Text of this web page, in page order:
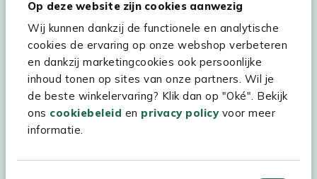
Op deze website zijn cookies aanwezig
Wij kunnen dankzij de functionele en analytische
cookies de ervaring op onze webshop verbeteren
en dankzij marketingcookies ook persoonlijke
inhoud tonen op sites van onze partners. Wil je
de beste winkelervaring? Klik dan op "Oké". Bekijk
ons cookiebeleid en privacy policyvoor meer
informatie.
Hulp & service
Assortiment
Kees Smit Tuinmeubelen
Experience Stores XXL